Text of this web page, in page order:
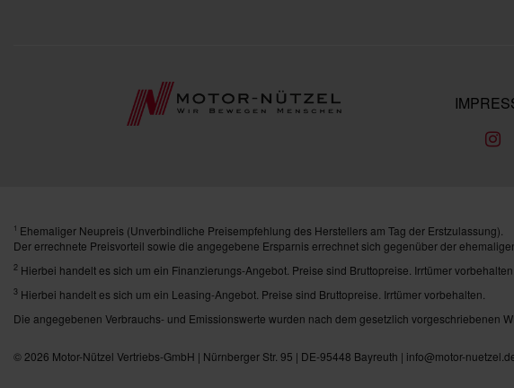
1 Ehemaliger Neupreis (Unverbindliche Preisempfehlung des Herstellers am Tag der Erstzulassung).
Der errechnete Preisvorteil sowie die angegebene Ersparnis errechnet sich gegenüber der
2 Hierbei handelt es sich um ein Finanzierungs-Angebot. Preise sind Bruttopreise. Irrtümer vorbehalten.
3 Hierbei handelt es sich um ein Leasing-Angebot. Preise sind Bruttopreise. Irrtümer vorbehalten.
Die angegebenen Verbrauchs- und Emissionswerte wurden nach dem gesetzlich vorgeschriebenen
© 2026 Motor-Nützel Vertriebs-GmbH | Nürnberger Str. 95 | DE-95448 Bayreuth | info@motor-